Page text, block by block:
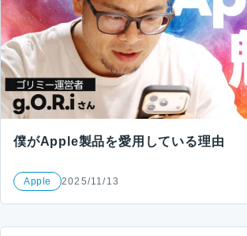
僕がApple製品を愛用している理由
Apple 2025/11/13